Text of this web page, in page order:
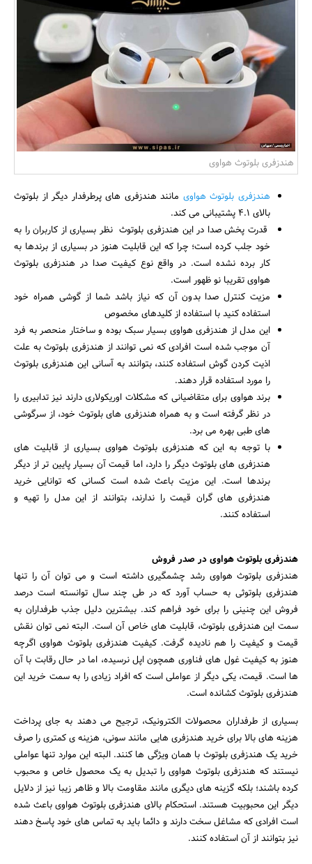
بانک، بیمه و سرمایه
مسکن و ساختمان
جستجو
هندزفری بلوتوث هواوی
هندزفری بلوتوث هواوی مانند هندزفری های پرطرفدار دیگر از بلوتوث
بالای 4.1 پشتیبانی می کند.
قدرت پخش صدا در این هندزفری بلوتوث نظر بسیاری از کاربران را به
خود جلب کرده است؛ چرا که این قابلیت هنوز در بسیاری از برندها به
کار برده نشده است. در واقع نوع کیفیت صدا در هندزفری بلوتوث
هواوی تقریبا نو ظهور است.
مزیت کنترل صدا بدون آن که نیاز باشد شما از گوشی همراه خود
استفاده کنید با استفاده از کلیدهای مخصوص
این مدل از هندزفری هواوی بسیار سبک بوده و ساختار منحصر به فرد
آن موجب شده است افرادی که نمی توانند از هندزفری بلوتوث به علت
اذیت کردن گوش استفاده کنند، بتوانند به آسانی این هندزفری بلوتوث
را مورد استفاده قرار دهند.
برند هواوی برای متقاضیانی که مشکلات اوریکولاری دارند نیز تدابیری را
در نظر گرفته است و به همراه هندزفری های بلوتوث خود، از سرگوشی
های طبی بهره می برد.
با توجه به این که هندزفری بلوتوث هواوی بسیاری از قابلیت های
هندزفری های بلوتوث دیگر را دارد، اما قیمت آن بسیار پایین تر از دیگر
برندها است. این مزیت باعث شده است کسانی که توانایی خرید
هندزفری های گران قیمت را ندارند، بتوانند از این مدل را تهیه و
استفاده کنند.
هندزفری بلوتوث هواوی در صدر فروش
هندزفری بلوتوث هواوی رشد چشمگیری داشته است و می توان آن را تنها
هندزفری بلوتوثی به حساب آورد که در طی چند سال توانسته است درصد
فروش این چنینی را برای خود فراهم کند. بیشترین دلیل جذب طرفداران به
سمت این هندزفری بلوتوث، قابلیت های خاص آن است. البته نمی توان نقش
قیمت و کیفیت را هم نادیده گرفت. کیفیت هندزفری بلوتوث هواوی اگرچه
هنوز به کیفیت غول های فناوری همچون اپل نرسیده، اما در حال رقابت با آن
ها است. قیمت، یکی دیگر از عواملی است که افراد زیادی را به سمت خرید این
هندزفری بلوتوث کشانده است.
بسیاری از طرفداران محصولات الکترونیک، ترجیح می دهند به جای پرداخت
هزینه های بالا برای خرید هندزفری هایی مانند سونی، هزینه ی کمتری را صرف
خرید یک هندزفری بلوتوث با همان ویژگی ها کنند. البته این موارد تنها عواملی
نیستند که هندزفری بلوتوث هواوی را تبدیل به یک محصول خاص و محبوب
کرده باشند؛ بلکه گزینه های دیگری مانند مقاومت بالا و ظاهر زیبا نیز از دلایل
دیگر این محبوبیت هستند. استحکام بالای هندزفری بلوتوث هواوی باعث شده
است افرادی که مشاغل سخت دارند و دائما باید به تماس های خود پاسخ دهند
نیز بتوانند از آن استفاده کنند.